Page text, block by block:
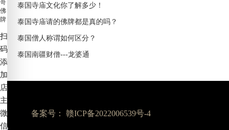
泰国寺庙文化你了解多少！
泰国寺庙请的佛牌都是真的吗？
泰国僧人称谓如何区分？
泰国南疆财僧---龙婆通
备案号： 赣ICP备2022006539号-4
扫
码
添
加
店
主
微
信